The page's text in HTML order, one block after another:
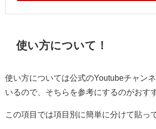
使い方について！
使い方については公式のYoutubeチャン
いるので、そちらを参考にするのがおす
この項目では項目別に簡単に分けて貼っ